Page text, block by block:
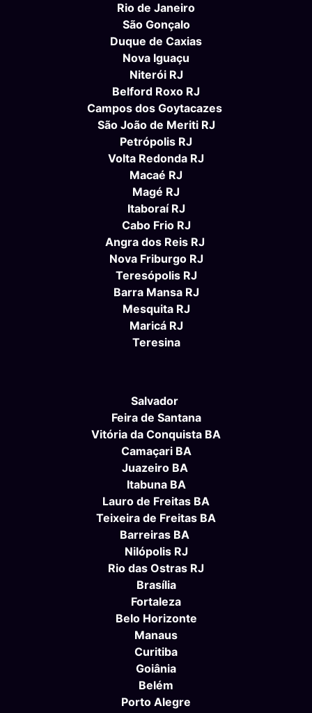
Rio de Janeiro
São Gonçalo
Duque de Caxias
Nova Iguaçu
Niterói RJ
Belford Roxo RJ
Campos dos Goytacazes
São João de Meriti RJ
Petrópolis RJ
Volta Redonda RJ
Macaé RJ
Magé RJ
Itaboraí RJ
Cabo Frio RJ
Angra dos Reis RJ
Nova Friburgo RJ
Teresópolis RJ
Barra Mansa RJ
Mesquita RJ
Maricá RJ
Teresina
Salvador
Feira de Santana
Vitória da Conquista BA
Camaçari BA
Juazeiro BA
Itabuna BA
Lauro de Freitas BA
Teixeira de Freitas BA
Barreiras BA
Nilópolis RJ
Rio das Ostras RJ
Brasília
Fortaleza
Belo Horizonte
Manaus
Curitiba
Goiânia
Belém
Porto Alegre